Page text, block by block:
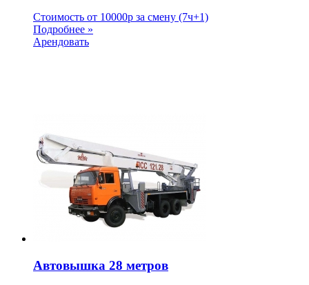
Стоимость от 10000p за смену (7ч+1)
Подробнее »
Арендовать
Автовышка 28 метров